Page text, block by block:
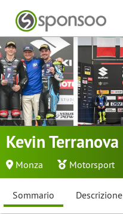
Kevin Terranova
Monza Motorsport
Sommario Descrizione